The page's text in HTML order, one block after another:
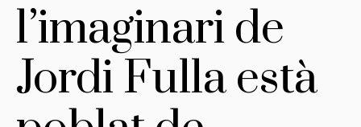
l’imaginari de
Jordi Fulla està